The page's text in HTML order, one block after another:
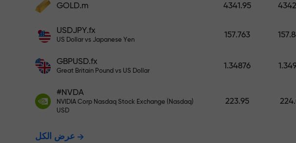
إيداعك بألف مرة. هذا ليس خطأً مطبعياً. كلما
تصل قيمتها إلى $1,500
نحن نضمن أرباحك
مكافأة تصل إلى 1000 ضعف - أكبر
GOLD.m 4341.95
USDJPY.fx
US Dollar vs Japanese Yen
157.763
GBPUSD.fx
Great Britain Pound vs US Dollar
1.34876
#NVDA
NVIDIA Corp Nasdaq Stock Exchange (Nasdaq)
USD
223.95
عرض الكل